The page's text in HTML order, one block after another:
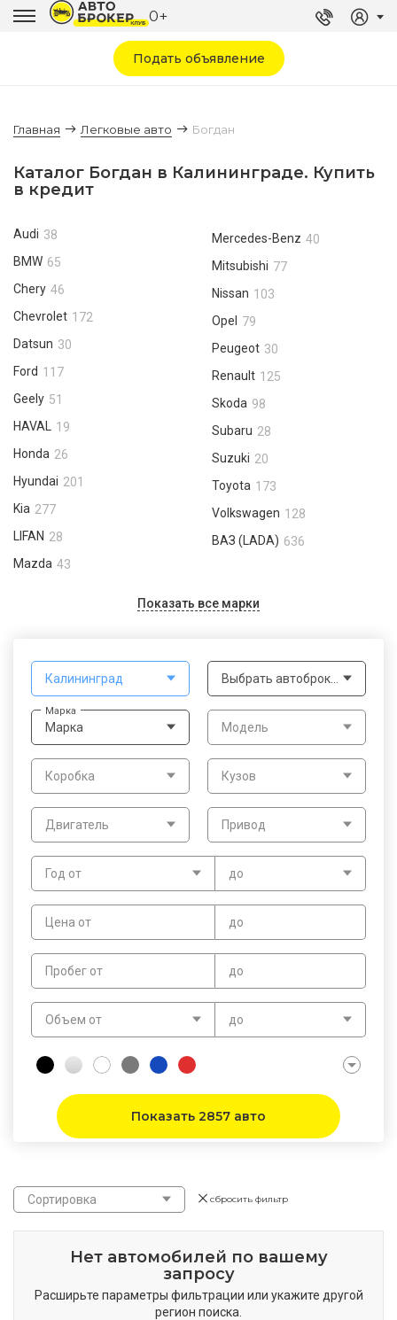
0+
Подать объявление
Главная Легковые авто Богдан
Каталог Богдан в Калининграде. Купить
в кредит
Калининград
Марка
Марка Модель
Год от до
Цена от до
Коробка
Пробег от до
Объем от до
Кузов
Двигатель Привод
Показать 2857 авто
Audi 38
BMW 65
Chery 46
Chevrolet 172
Datsun 30
Ford 117
Geely 51
HAVAL
19
Honda 26
Hyundai 201
Kia 277
LIFAN 28
Mazda 43
Mercedes-Benz 40
Mitsubishi 77
Nissan 103
Opel
79
Peugeot 30
Renault 125
Skoda 98
Subaru 28
Suzuki 20
Toyota 173
Volkswagen 128
ВАЗ (LADA) 636
Показать все марки
Сортировка сбросить фильтр
Нет автомобилей по вашему
запросу
Расширьте параметры фильтрации или укажите другой
регион поиска.